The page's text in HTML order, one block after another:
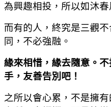
為興趣相投，所以如沐春
而有的人，終究是三觀
同，不必強融。
緣來相惜，緣去隨意。
手，友善告別吧！
之所以會心累，不是擁